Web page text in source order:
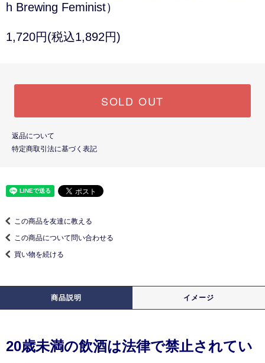
h Brewing Feminist）
1,720円(税込1,892円)
SOLD OUT
返品について
特定商取引法に基づく表記
この商品を友達に教える
この商品について問い合わせる
買い物を続ける
商品説明 イメージ
20歳未満の飲酒は法律で禁止されてい